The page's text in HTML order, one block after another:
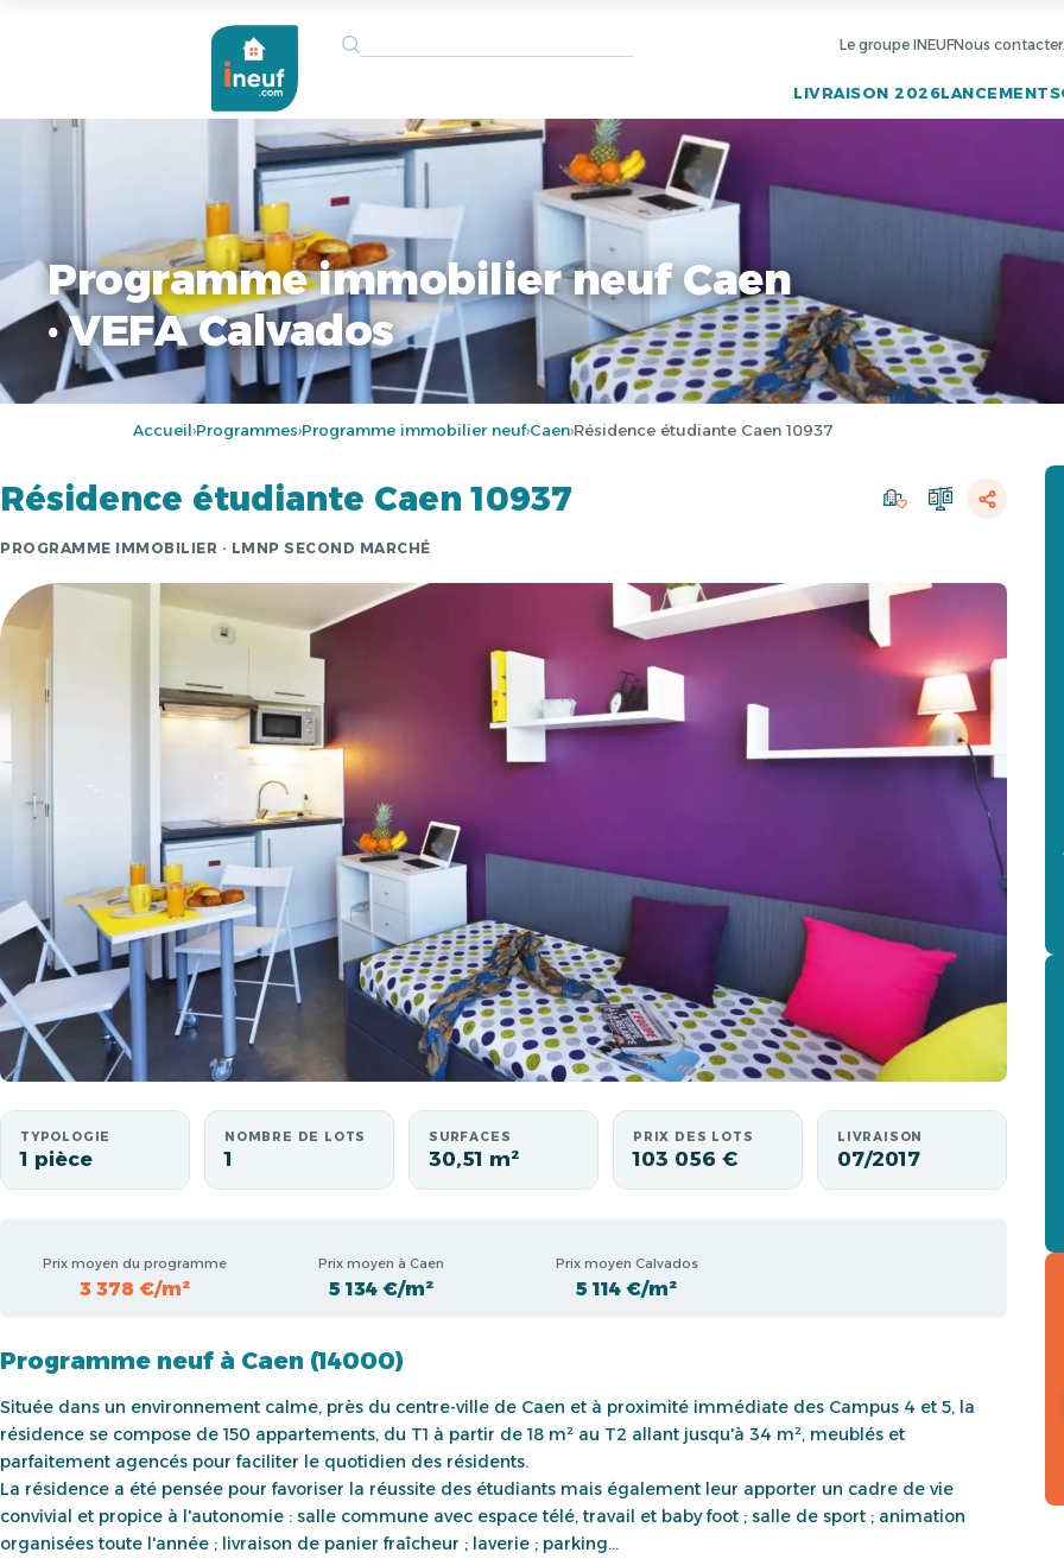
Le groupe INEUFNous contacter
LIVRAISON 2026LANCEMENTS
Programme immobilier neuf Caen
· VEFA Calvados
Accueil›Programmes›Programme immobilier neuf›Caen›Résidence étudiante Caen 10937
Résidence étudiante Caen 10937
PROGRAMME IMMOBILIER · LMNP SECOND MARCHÉ
TYPOLOGIE
1 pièce
NOMBRE DE LOTS
1
SURFACES
30,51 m²
PRIX DES LOTS
103 056 €
LIVRAISON
07/2017
Prix moyen du programme
3 378 €/m²
Prix moyen à Caen
5 134 €/m²
Prix moyen Calvados
5 114 €/m²
Programme neuf à Caen (14000)
Située dans un environnement calme, près du centre-ville de Caen et à proximité immédiate des Campus 4 et 5, la
résidence se compose de 150 appartements, du T1 à partir de 18 m² au T2 allant jusqu'à 34 m², meublés et
parfaitement agencés pour faciliter le quotidien des résidents.
La résidence a été pensée pour favoriser la réussite des étudiants mais également leur apporter un cadre de vie
convivial et propice à l'autonomie : salle commune avec espace télé, travail et baby foot ; salle de sport ; animation
organisées toute l'année ; livraison de panier fraîcheur ; laverie ; parking...